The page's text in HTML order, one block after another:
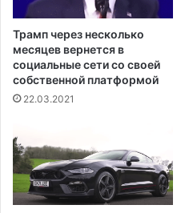
б
о
к
у
ю
т
д
б
з
о
п
н
о
с
т
Трамп через несколько
месяцев вернется в
социальные сети со своей
собственной платформой
22.03.2021